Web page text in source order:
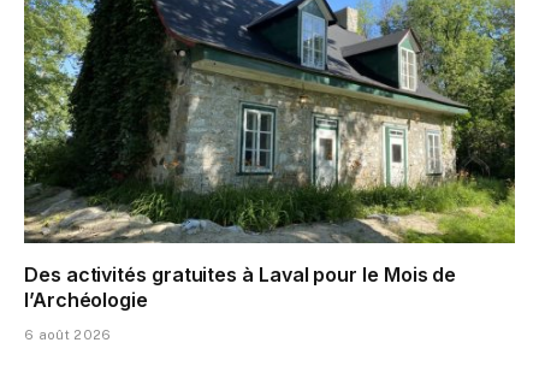
Des activités gratuites à Laval pour le Mois de
l’Archéologie
6 août 2026